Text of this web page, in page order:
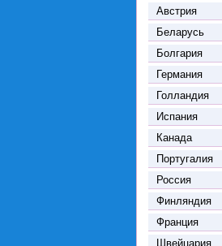
Австрия
Беларусь
Болгария
Германия
Голландия
Испания
Канада
Португалия
Россия
Финляндия
Франция
Швейцария